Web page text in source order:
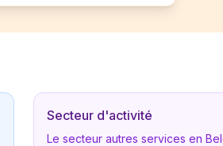
Secteur d'activité
Le secteur autres services en